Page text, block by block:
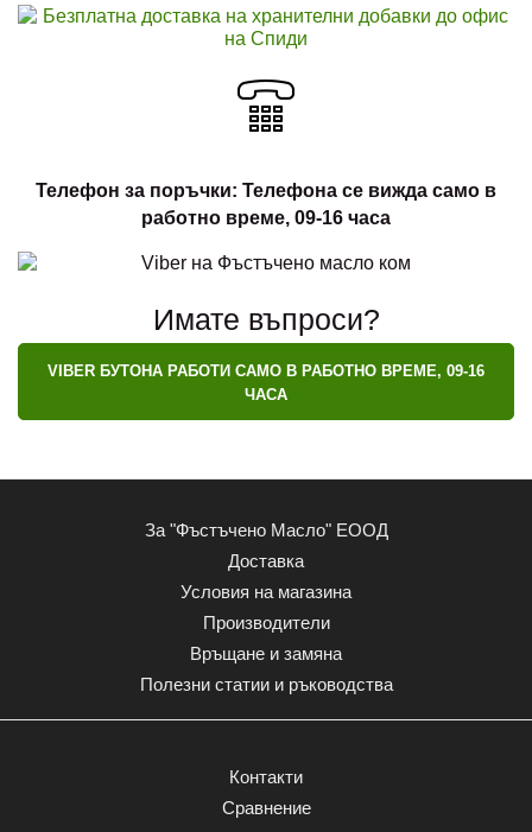
CakeNoBake Energy Bar е био веган енергийно
Веган протеиново барче CakeNoBake Protein
2.55 € (4.99 лв)
Мюсли бар Allnutrition Muesli Bar - протеиново
барче със сушени плодове
0.69 € (1.35 лв)
Allnutrition Muesli Bar е енергийно протеиново
барче без захар - с ове..
Телефон за поръчки: Телефона се вижда само в
работно време, 09-16 часа
Имате въпроси?
VIBER БУТОНА РАБОТИ САМО В РАБОТНО ВРЕМЕ, 09-16
ЧАСА
За "Фъстъчено Масло" ЕООД
Доставка
Условия на магазина
Производители
Връщане и замяна
Полезни статии и ръководства
Контакти
Сравнение